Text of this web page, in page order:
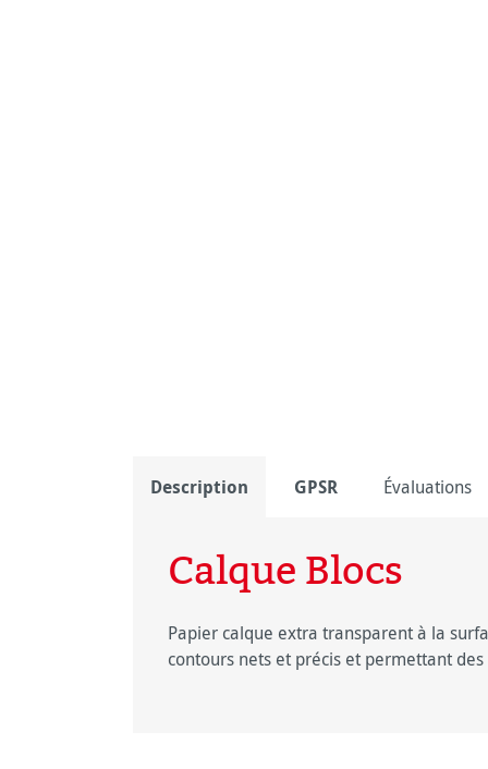
Description GPSR Évaluations
Calque Blocs
Papier calque extra transparent à la
contours nets et précis et permettant